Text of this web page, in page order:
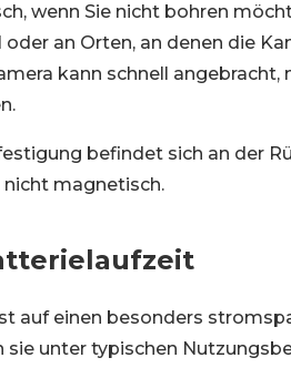
wenn Sie nicht bohren
an Orten, an denen die
kann schnell angebracht,
befindet sich an der
magnetisch.
auf einen besonders
unter typischen